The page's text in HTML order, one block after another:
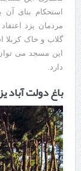
استحکام بنای
مردمان یزد
گلاب و خاک کربلا
این مسجد می
دارد.
باغ دولت آباد